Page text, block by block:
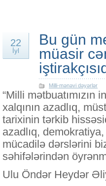
22
İyl
Bu gün
müasir
Milli-mənəvi dəyərlər
“Milli
xalqının azadlıq,
tarixinin tərkib
azadlıq,
mücadilə dərslərini
səhifələrindən
Ulu Öndər Heydər